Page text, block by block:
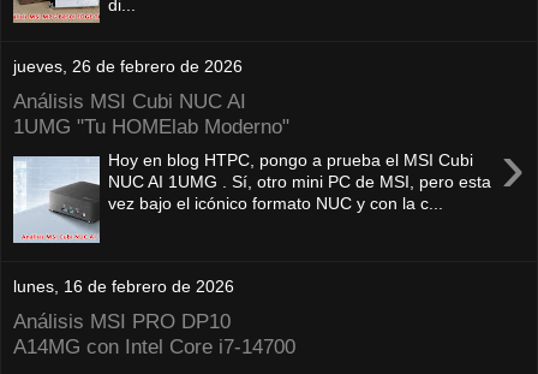
di...
jueves, 26 de febrero de 2026
Análisis MSI Cubi NUC AI
1UMG "Tu HOMElab Moderno"
›
Hoy en blog HTPC, pongo a prueba el MSI Cubi
NUC AI 1UMG . Sí, otro mini PC de MSI, pero esta
vez bajo el icónico formato NUC y con la c...
lunes, 16 de febrero de 2026
Análisis MSI PRO DP10
A14MG con Intel Core i7-14700